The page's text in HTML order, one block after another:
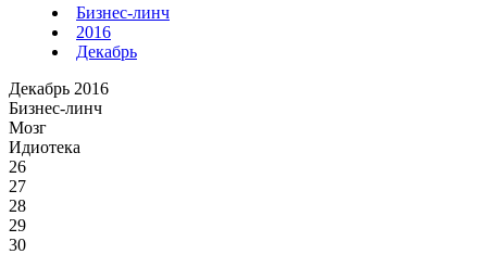
Бизнес-линч
2016
Декабрь
Декабрь 2016
Бизнес-линч
Мозг
Идиотека
26
27
28
29
30